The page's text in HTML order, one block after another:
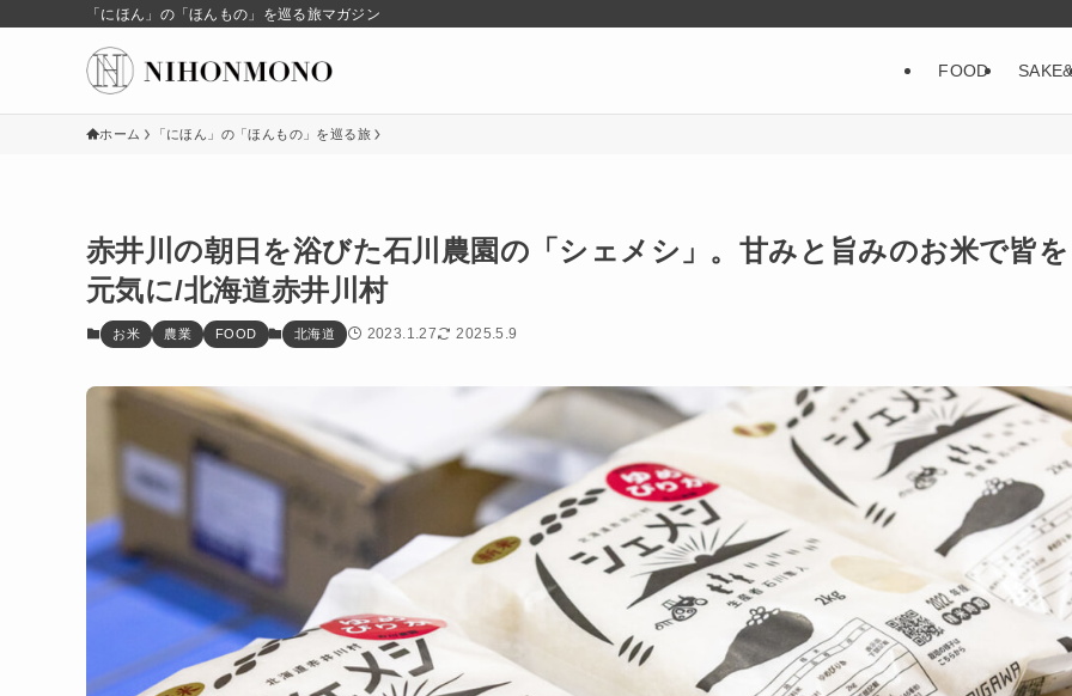
「にほん」の「ほんもの」を巡る旅マガジン
FOOD
ホーム 「にほん」の「ほんもの」を巡る旅
赤井川の朝日を浴びた石川農園の「シェメシ」。甘みと旨みのお米で皆を
元気に/北海道赤井川村
お米 農業 FOOD 北海道 2023.1.27 2025.5.9